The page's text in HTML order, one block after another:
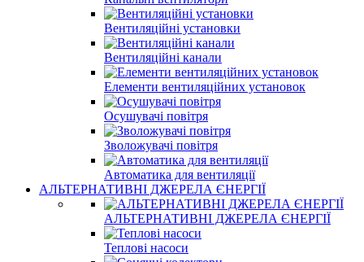
Вентиляційні установки
Вентиляційні канали
Елементи вентиляційних установок
Осушувачі повітря
Зволожувачі повітря
Автоматика для вентиляції
АЛЬТЕРНАТИВНІ ДЖЕРЕЛА ЄНЕРГІЇ
АЛЬТЕРНАТИВНІ ДЖЕРЕЛА ЄНЕРГІЇ
Теплові насоси